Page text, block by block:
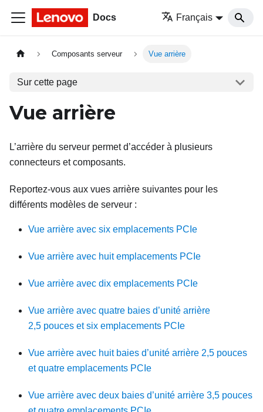
Docs Français
Composants serveur Vue arrière
Sur cette page
Vue arrière
L’arrière du serveur permet d’accéder à plusieurs
connecteurs et composants.
Reportez-vous aux vues arrière suivantes pour les
différents modèles de serveur :
Vue arrière avec six emplacements PCIe
Vue arrière avec huit emplacements PCIe
Vue arrière avec dix emplacements PCIe
Vue arrière avec quatre baies d’unité arrière
2,5 pouces et six emplacements PCIe
Vue arrière avec huit baies d’unité arrière 2,5 pouces
et quatre emplacements PCIe
Vue arrière avec deux baies d’unité arrière 3,5 pouces